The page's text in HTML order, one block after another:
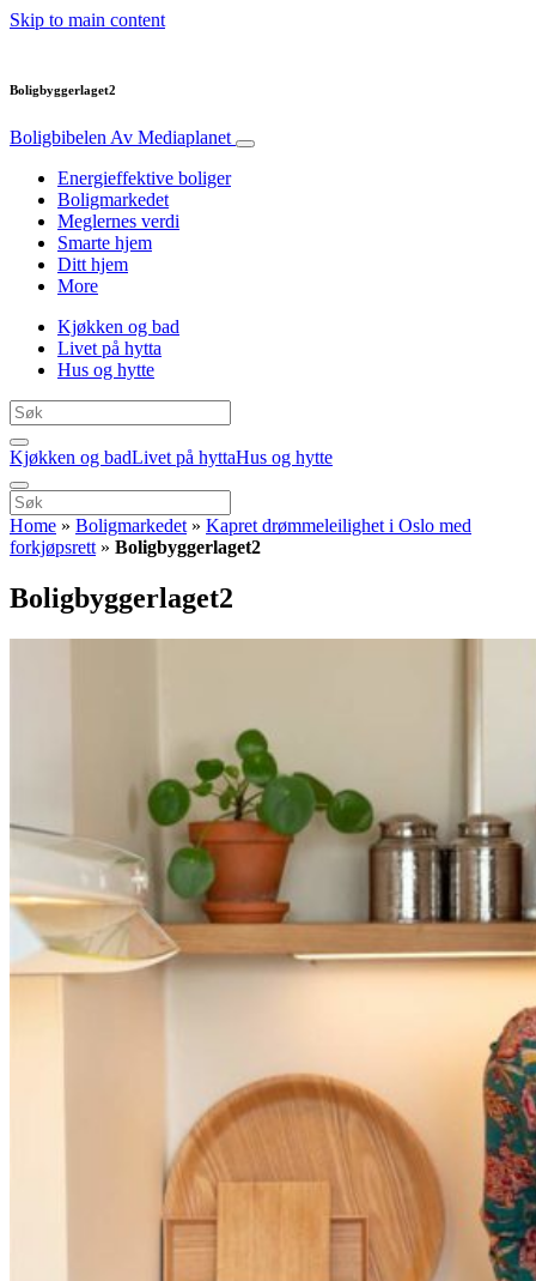
Skip to main content
Boligbyggerlaget2
Boligbibelen Av Mediaplanet
Energieffektive boliger
Boligmarkedet
Meglernes verdi
Smarte hjem
Ditt hjem
More
Kjøkken og bad
Livet på hytta
Hus og hytte
Kjøkken og badLivet på hyttaHus og hytte
Home » Boligmarkedet » Kapret drømmeleilighet i Oslo med
forkjøpsrett » Boligbyggerlaget2
Boligbyggerlaget2